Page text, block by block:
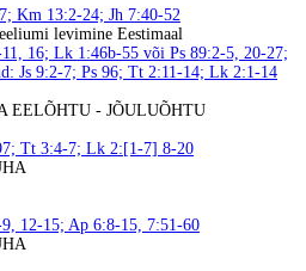
Km 13:2-24; Jh 7:40-52
levimine Eestimaal
16; Lk 1:46b-55 või Ps 89:2-5, 20-27;
Js 9:2-7; Ps 96; Tt 2:11-14; Lk 2:1-14
EELÕHTU - JÕULUÕHTU
Tt 3:4-7; Lk 2:[1-7] 8-20
12-15; Ap 6:8-15, 7:51-60